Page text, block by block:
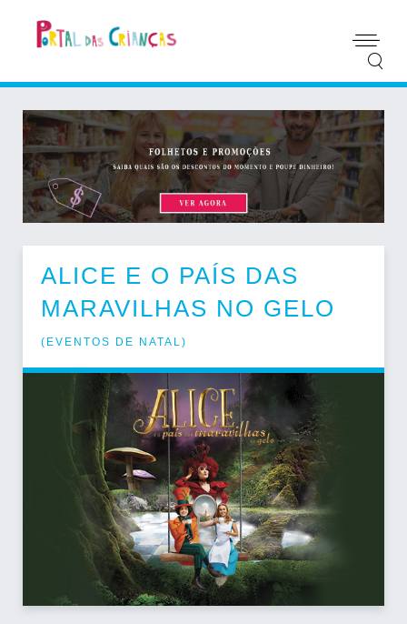
ALICE E O PAÍS DAS
MARAVILHAS NO GELO
( EVENTOS DE NATAL)